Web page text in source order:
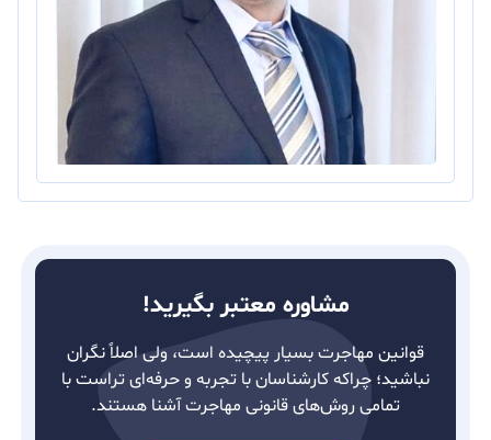
مشاوره معتبر بگیرید!
قوانین مهاجرت بسیار پیچیده است، ولی اصلاً نگران
نباشید؛ چراکه کارشناسان با تجربه و حرفه‌ای تراست با
تمامی روش‌های قانونی مهاجرت آشنا هستند.